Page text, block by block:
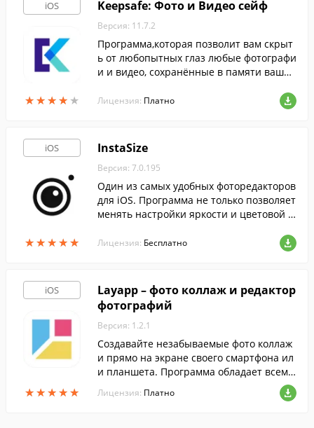
iOS
★★★★ ★
★★★★ ★
Keepsafe: Фото и Видео сейф
Версия: 11.7.2
Программа,которая позволит вам скрыт
ь от любопытных глаз любые фотографи
и и видео, сохранённые в памяти вашег
Лицензия: Платно
iOS
★★★★★
★★★★★
InstaSize
Версия: 7.0.195
Один из самых удобных фоторедакторов
для iOS. Программа не только позволяет
менять настройки яркости и цветовой г
а них различные эффекты и фильтры.
Лицензия: Бесплатно
iOS
★★★★★
★★★★★
Layapp – фото коллаж и редактор
фотографий
Версия: 1.2.1
Создавайте незабываемые фото коллаж
и прямо на экране своего смартфона ил
и планшета. Программа обладает всем
необходимым набором инструментов, ко
торые помогут создать профессиональн
Лицензия: Платно